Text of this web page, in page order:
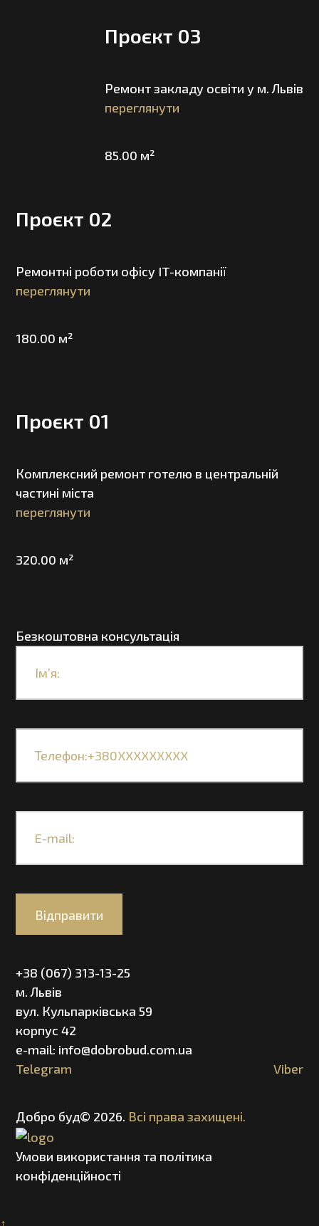
Проєкт 03
Ремонт закладу освіти у м. Львів
переглянути
85.00 м²
Проєкт 02
Ремонтні роботи офісу IT-компанії
переглянути
180.00 м²
Проєкт 01
Комплексний ремонт готелю в центральній
частині міста
переглянути
320.00 м²
Безкоштовна консультація
Відправити
+38 (067) 313-13-25
м. Львів
вул. Кульпарківська 59
корпус 42
e-mail: info@dobrobud.com.ua
Telegram
Viber
Добро буд© 2026. Всі права захищені.
Умови використання та політика
конфіденційності